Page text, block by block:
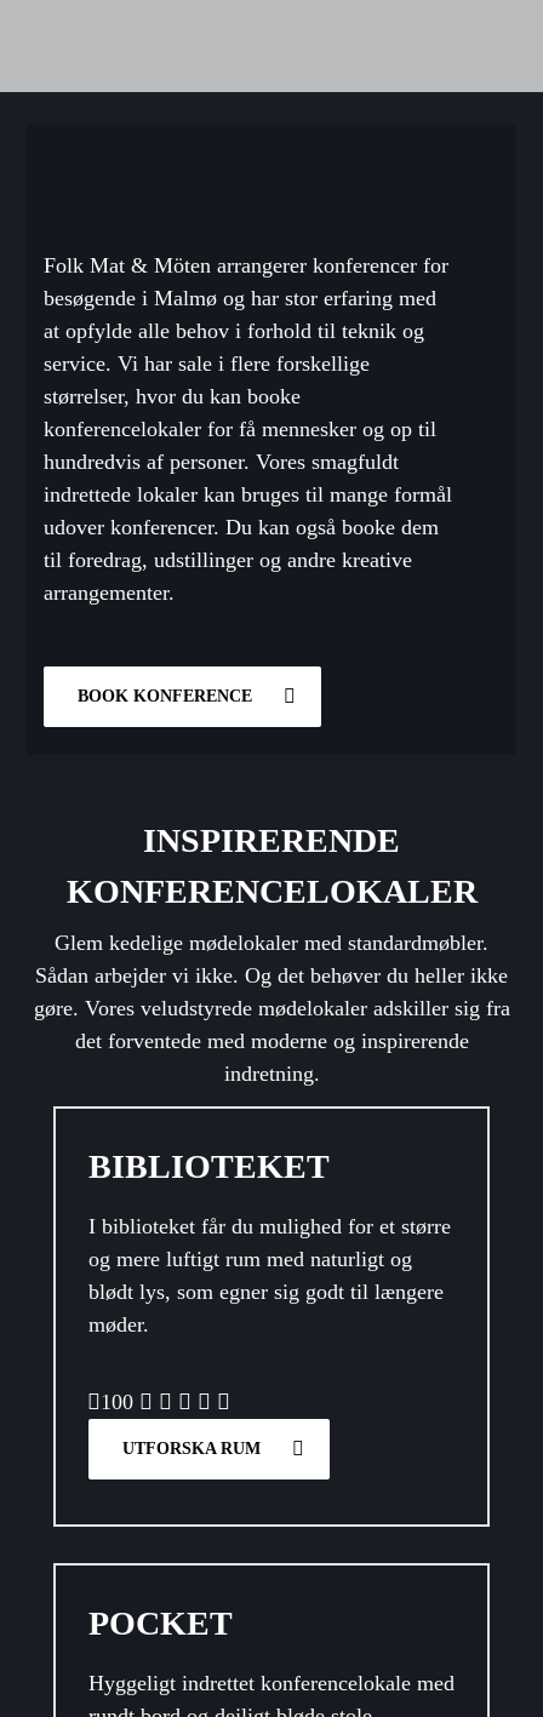
Folk Mat &Möten arrangerer konferencer for
besøgende i Malmø og har stor erfaring med
at opfylde alle behov i forhold til teknik og
service. Vi har sale i flere forskellige
størrelser, hvor du kan booke
konferencelokaler for få mennesker og op til
hundredvis af personer. Vores smagfuldt
indrettede lokaler kan bruges til mange formål
udover konferencer. Du kan også booke dem
til foredrag, udstillinger og andre kreative
arrangementer.
BOOK KONFERENCE
INSPIRERENDE
KONFERENCELOKALER
Glem kedelige mødelokaler med standardmøbler.
Sådan arbejder vi ikke. Og det behøver du heller ikke
gøre. Vores veludstyrede mødelokaler adskiller sig fra
det forventede med moderne og inspirerende
indretning.
BIBLIOTEKET
I biblioteket får du mulighed for et større
og mere luftigt rum med naturligt og
blødt lys, som egner sig godt til længere
møder.
100
UTFORSKA RUM
POCKET
Hyggeligt indrettet konferencelokale med